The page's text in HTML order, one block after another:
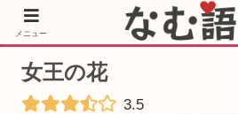
［PR］Prime Video もっと観るな
女王の花
3.5
メニュー